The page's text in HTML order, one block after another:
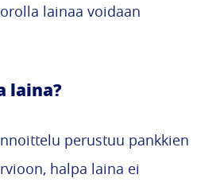
lainaa voidaan
laina?
perustuu pankkien
halpa laina ei